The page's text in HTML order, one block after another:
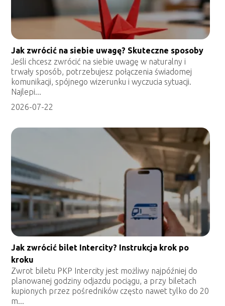
Jak zwrócić na siebie uwagę? Skuteczne sposoby
Jeśli chcesz zwrócić na siebie uwagę w naturalny i
trwały sposób, potrzebujesz połączenia świadomej
komunikacji, spójnego wizerunku i wyczucia sytuacji.
Najlepi...
2026-07-22
Jak zwrócić bilet Intercity? Instrukcja krok po
kroku
Zwrot biletu PKP Intercity jest możliwy najpóźniej do
planowanej godziny odjazdu pociągu, a przy biletach
kupionych przez pośredników często nawet tylko do 20
m...